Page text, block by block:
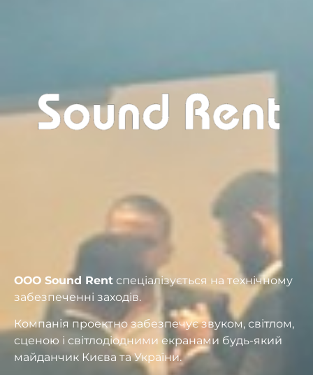
ООО Sound Rent спеціалізується на технічному
забезпеченні заходів.
Компанія проектно забезпечує звуком, світлом,
сценою і світлодіодними екранами будь-який
майданчик Києва та України.